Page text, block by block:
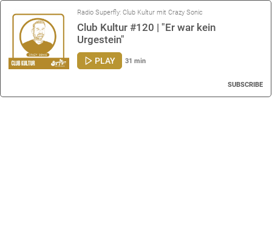
Radio Superfly: Club Kultur mit Crazy Sonic
Club Kultur #120 | "Er war kein
Urgestein"
PLAY 31 min
SUBSCRIBE